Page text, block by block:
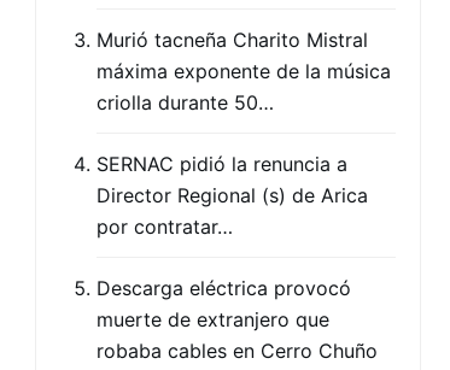
Murió tacneña Charito Mistral
máxima exponente de la música
criolla durante 50…
SERNAC pidió la renuncia a
Director Regional (s) de Arica
por contratar…
Descarga eléctrica provocó
muerte de extranjero que
robaba cables en Cerro Chuño